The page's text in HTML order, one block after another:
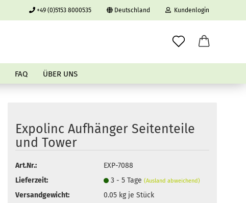
+49 (0)5153 8000535 Deutschland Kundenlogin
Passwort vergessen?
FAQ ÜBER UNS
Expolinc Aufhänger Seitenteile
und Tower
Art.Nr.:
EXP-7088
Lieferzeit:
3 - 5 Tage(Ausland abweichend)
Versandgewicht: 0.05 kg je Stück